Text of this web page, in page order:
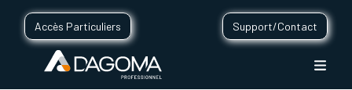
Accès Particuliers Support/Contact